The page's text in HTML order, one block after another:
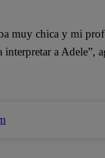
muy chica y mi
a Adele”,